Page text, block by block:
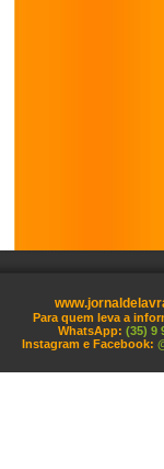
Para quem leva a
WhatsApp: (35) 9
Instagram e Facebook: